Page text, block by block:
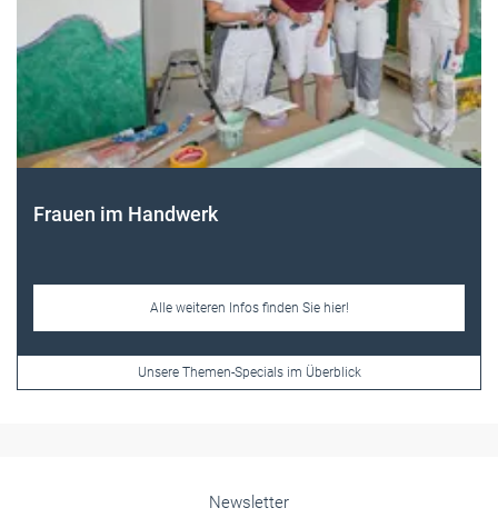
Frauen im Handwerk
Alle weiteren Infos finden Sie hier!
Unsere Themen-Specials im Überblick
Newsletter